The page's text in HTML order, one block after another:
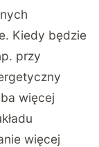
Kiedy będzie
przy
więcej
więcej